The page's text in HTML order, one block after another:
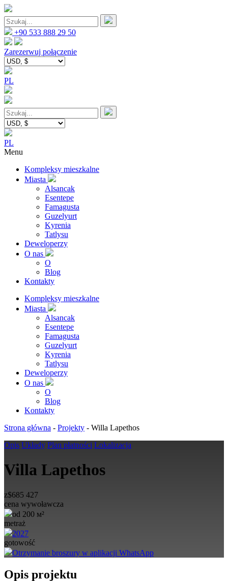
+90 533 888 29 50
Zarezerwuj połączenie
PL
PL
Menu
Kompleksy mieszkalne
Miasta
Alsancak
Esentepe
Famagusta
Guzelyurt
Kyrenia
Tatlysu
Deweloperzy
O nas
O
Blog
Kontakty
Kompleksy mieszkalne
Miasta
Alsancak
Esentepe
Famagusta
Guzelyurt
Kyrenia
Tatlysu
Deweloperzy
O nas
O
Blog
Kontakty
Strona główna - Projekty - Willa Lapethos
Opis Układy Plan płatności Lokalizacja
Villa Lapethos
z$685 427
cena wywoławcza
od 200 м²
metraż
2027
gotowość
Otrzymanie broszury w aplikacji WhatsApp
Opis projektu